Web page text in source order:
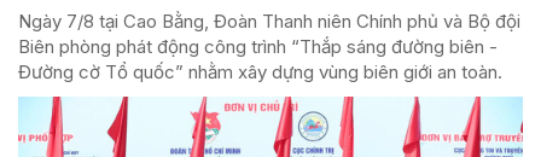
Ngày 7/8 tại Cao Bằng, Đoàn Thanh niên Chính phủ và Bộ đội
Biên phòng phát động công trình “Thắp sáng đường biên -
Đường cờ Tổ quốc” nhằm xây dựng vùng biên giới an toàn.